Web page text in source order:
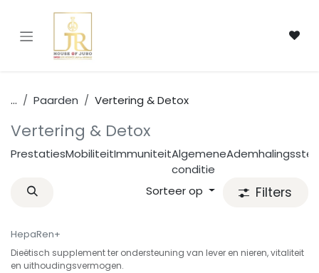
... Paarden Vertering & Detox
Vertering & Detox
PrestatiesMobiliteitImmuniteitAlgemene
conditie
Sorteer op Filters
HepaRen+
Dieëtisch supplement ter ondersteuning van lever en nieren, vitaliteit
en uithoudingsvermogen.